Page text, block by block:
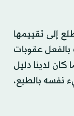
إلى تقييمها
عقوبات
لدينا دليل
نفسه بالطبع،